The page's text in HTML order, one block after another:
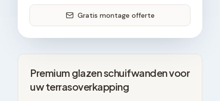
Gratis montage offerte
Premium glazen schuifwanden voor
uw terrasoverkapping